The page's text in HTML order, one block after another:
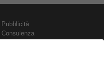
Pubblicità
Consulenza